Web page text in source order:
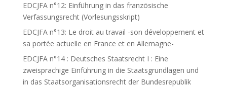
EDCJFA n°12: Einführung in das französische
Verfassungsrecht (Vorlesungsskript)
EDCJFA n°13: Le droit au travail -son développement et
sa portée actuelle en France et en Allemagne-
EDCJFA n°14 : Deutsches Staatsrecht I : Eine
zweisprachige Einführung in die Staatsgrundlagen und
in das Staatsorganisationsrecht der Bundesrepublik